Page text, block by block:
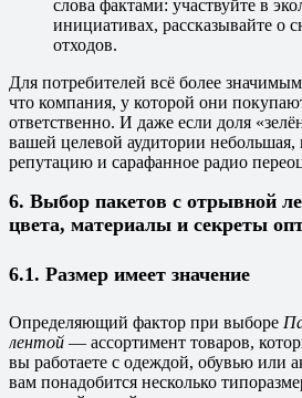
слова фактами: участвуйте в
инициативах, рассказывайте о
отходов.
Для потребителей всё более
что компания, у которой они
ответственно. И даже если доля
вашей целевой аудитории небольшая,
репутацию и сарафанное радио
6. Выбор пакетов с отрывной
цвета, материалы и секреты
6.1. Размер имеет значение
Определяющий фактор при выборе
лентой — ассортимент товаров,
вы работаете с одеждой, обувью или
вам понадобится несколько